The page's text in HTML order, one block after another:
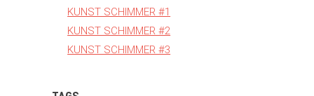
KUNST SCHIMMER #1
KUNST SCHIMMER #2
KUNST SCHIMMER #3